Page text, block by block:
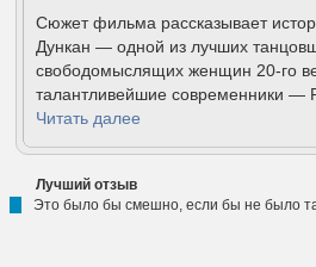
Сюжет фильма рассказывает
Дункан — одной из лучших
свободомыслящих женщин 20-го
талантливейшие современники —
Читать далее
Лучший отзыв
Это было бы смешно, если бы не было